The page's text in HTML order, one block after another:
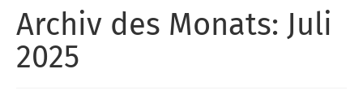
Leistungen
3D-Vermessung
Archiv des Monats: Juli
2025